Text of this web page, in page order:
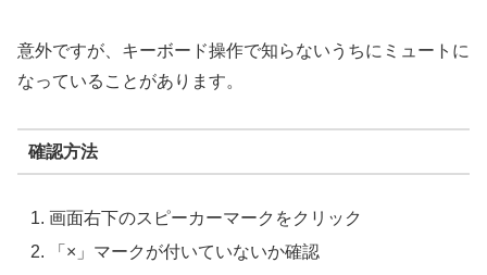
意外ですが、キーボード操作で知らないうちにミュートに
なっていることがあります。
確認方法
画面右下のスピーカーマークをクリック
「×」マークが付いていないか確認